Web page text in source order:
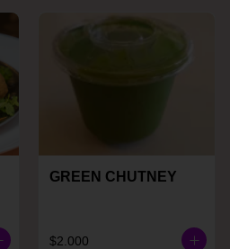
GREEN CHUTNEY
$2.000